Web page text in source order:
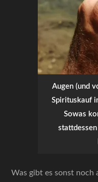
Augen (und
Spirituskauf
Sowas
Was gibt es sonst noch